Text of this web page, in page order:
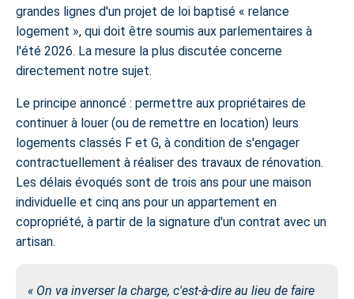
grandes lignes d'un projet de loi baptisé « relance
logement », qui doit être soumis aux parlementaires à
l'été 2026. La mesure la plus discutée concerne
directement notre sujet.
Le principe annoncé : permettre aux propriétaires de
continuer à louer (ou de remettre en location) leurs
logements classés F et G, à condition de s'engager
contractuellement à réaliser des travaux de rénovation.
Les délais évoqués sont de trois ans pour une maison
individuelle et cinq ans pour un appartement en
copropriété, à partir de la signature d'un contrat avec un
artisan.
« On va inverser la charge, c'est-à-dire au lieu de faire